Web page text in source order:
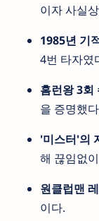
이자 사실
1985년 기
4번 타자였
홈런왕 3회
을 증명했
'미스터'의
해 끊임없
원클럽맨
이다.